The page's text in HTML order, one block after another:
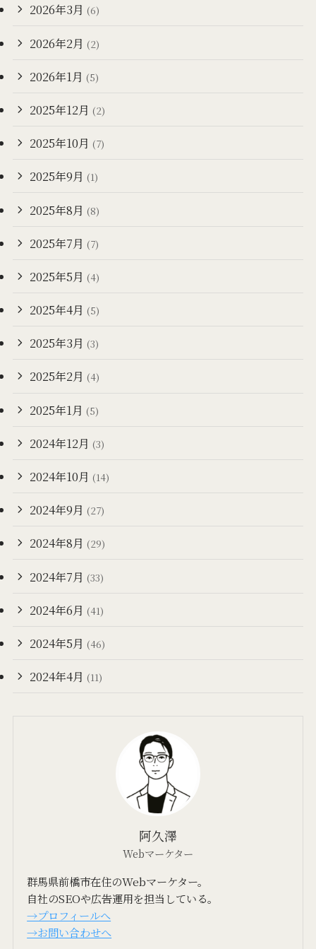
2026年3月 (6)
2026年2月 (2)
2026年1月 (5)
2025年12月 (2)
2025年10月 (7)
2025年9月 (1)
2025年8月 (8)
2025年7月 (7)
2025年5月 (4)
2025年4月 (5)
2025年3月 (3)
2025年2月 (4)
2025年1月 (5)
2024年12月 (3)
2024年10月 (14)
2024年9月 (27)
2024年8月 (29)
2024年7月 (33)
2024年6月 (41)
2024年5月 (46)
2024年4月 (11)
阿久澤
Webマーケター
群馬県前橋市在住のWebマーケター。
自社のSEOや広告運用を担当している。
→プロフィールへ
→お問い合わせへ